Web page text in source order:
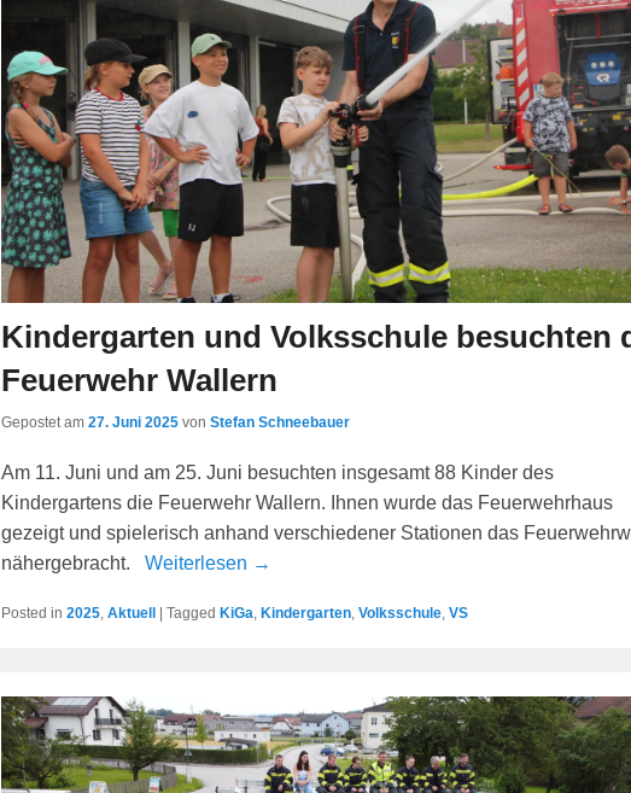
Kindergarten und Volksschule besuchten
Feuerwehr Wallern
Gepostet am 27. Juni 2025 von Stefan Schneebauer
Am 11. Juni und am 25. Juni besuchten insgesamt 88 Kinder des
Kindergartens die Feuerwehr Wallern. Ihnen wurde das Feuerwehrhaus
gezeigt und spielerisch anhand verschiedener Stationen das
nähergebracht. Weiterlesen →
Posted in 2025, Aktuell Tagged KiGa, Kindergarten, Volksschule, VS